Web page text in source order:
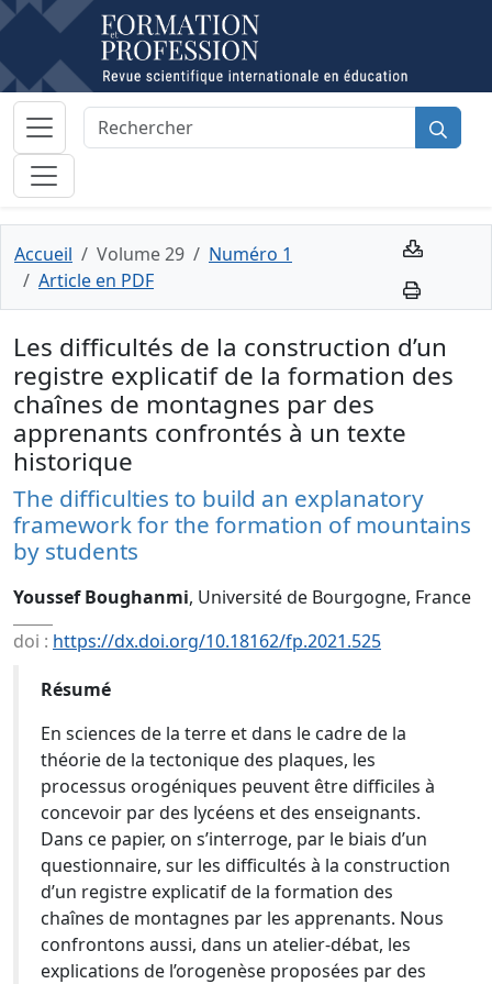
Accueil Volume 29
Numéro 1
Article en PDF
Les difficultés de la construction d’un
registre explicatif de la formation des
chaînes de montagnes par des
apprenants confrontés à un texte
historique
The difficulties to build an explanatory
framework for the formation of mountains
by students
Youssef Boughanmi, Université de Bourgogne, France
doi : https://dx.doi.org/10.18162/fp.2021.525
Résumé
En sciences de la terre et dans le cadre de la
théorie de la tectonique des plaques, les
processus orogéniques peuvent être difficiles à
concevoir par des lycéens et des enseignants.
Dans ce papier, on s’interroge, par le biais d’un
questionnaire, sur les difficultés à la construction
d’un registre explicatif de la formation des
chaînes de montagnes par les apprenants. Nous
confrontons aussi, dans un atelier-débat, les
explications de l’orogenèse proposées par des